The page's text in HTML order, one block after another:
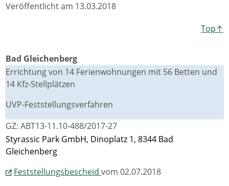
Veröffentlicht am 13.03.2018
Top↑
Bad Gleichenberg
Errichtung von 14 Ferienwohnungen mit 56 Betten und
14 Kfz-Stellplätzen
UVP-Feststellungsverfahren
GZ: ABT13-11.10-488/2017-27
Styrassic Park GmbH, Dinoplatz 1, 8344 Bad
Gleichenberg
Feststellungsbescheid vom 02.07.2018